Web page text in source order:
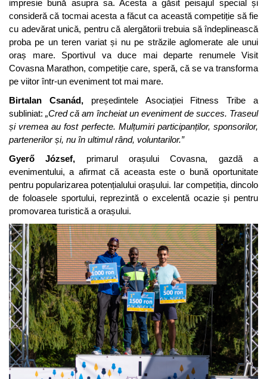
impresie bună asupra sa. Acesta a găsit peisajul special și
consideră că tocmai acesta a făcut ca această competiție să fie
cu adevărat unică, pentru că alergătorii trebuia să îndeplinească
proba pe un teren variat și nu pe străzile aglomerate ale unui
oraș mare. Sportivul va duce mai departe renumele Visit
Covasna Marathon, competiție care, speră, că se va transforma
pe viitor într-un eveniment tot mai mare.
Birtalan Csanád,președintele Asociației Fitness Tribe a
subliniat: „Cred că am încheiat un eveniment de succes. Traseul
și vremea au fost perfecte. Mulțumiri participanților, sponsorilor,
partenerilor și, nu în ultimul rând, voluntarilor.”
Gyerő József, primarul orașului Covasna, gazdă a
evenimentului, a afirmat că aceasta este o bună oportunitate
pentru popularizarea potențialului orașului. Iar competiția, dincolo
de foloasele sportului, reprezintă o excelentă ocazie și pentru
promovarea turistică a orașului.